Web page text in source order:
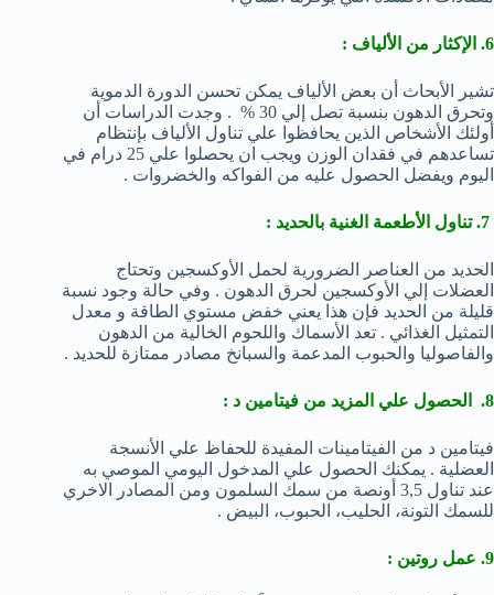
6. الإكثار من الألياف :
تشير الأبحاث أن بعض الألياف يمكن تحسن الدورة الدموية
وتحرق الدهون بنسبة تصل إلي 30 % . وجدت الدراسات أن
أولئك الأشخاص الذين يحافظوا علي تناول الألياف بإنتظام
تساعدهم في فقدان الوزن ويجب ان يحصلوا علي 25 درام في
اليوم ويفضل الحصول عليه من الفواكه والخضروات .
الحديد من العناصر الضرورية لحمل الأوكسجين وتحتاج
العضلات إلي الأوكسجين لحرق الدهون . وفي حالة وجود نسبة
قليلة من الحديد فإن هذا يعني خفض مستوي الطاقة و معدل
التمثيل الغذائي . تعد الأسماك واللحوم الخالية من الدهون
والفاصوليا والحبوب المدعمة والسبانخ مصادر ممتازة للحديد .
8. الحصول علي المزيد من فيتامين د :
فيتامين د من الفيتامينات المفيدة للحفاظ علي الأنسجة
العضلية . يمكنك الحصول علي المدخول اليومي الموصي به
عند تناول 3,5 أونصة من سمك السلمون ومن المصادر الاخري
للسمك التونة، الحليب، الحبوب، البيض .
9. عمل روتين :